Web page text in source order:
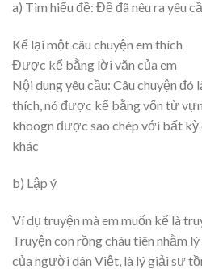
a) Tìm hiểu đề: Đề đã nêu ra yêu
Kể lại một câu chuyện em thích
Được kể bằng lời văn của em
Nội dung yêu cầu: Câu chuyện đó
thích, nó được kể bằng vốn từ
khoogn được sao chép với bất kỳ
khác
b) Lập ý
Ví dụ truyện mà em muốn kể là
Truyện con rồng cháu tiên nhằm
của người dân Việt, là lý giải sự